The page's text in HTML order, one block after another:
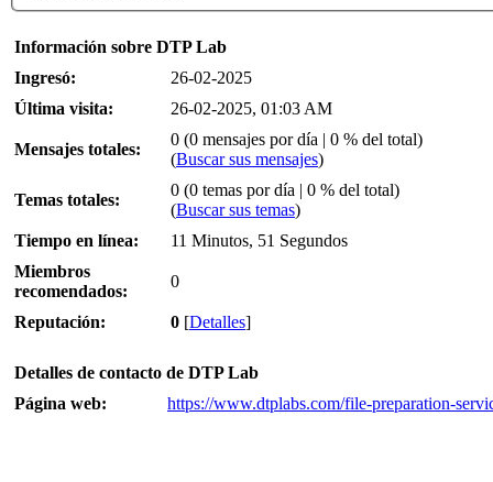
Información sobre DTP Lab
Ingresó:
26-02-2025
Última visita:
26-02-2025, 01:03 AM
Mensajes totales:
0 (0 mensajes por día | 0 % del total)
(Buscar sus mensajes)
Temas totales:
0 (0 temas por día | 0 % del total)
(Buscar sus temas)
Tiempo en línea:
11 Minutos, 51 Segundos
Miembros
recomendados:
0
Reputación: 0 [Detalles]
Detalles de contacto de DTP Lab
Página web:
https://www.dtplabs.com/file-preparation-